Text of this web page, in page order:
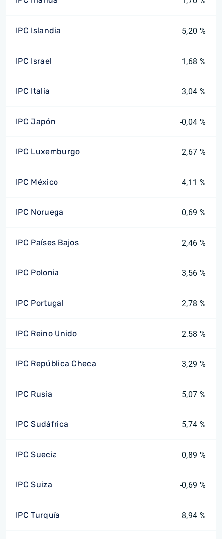
IPC Islandia 5,20 %
IPC Israel 1,68 %
IPC Italia 3,04 %
IPC Japón -0,04 %
IPC Luxemburgo 2,67 %
IPC México 4,11 %
IPC Noruega 0,69 %
IPC Países Bajos 2,46 %
IPC Polonia 3,56 %
IPC Portugal 2,78 %
IPC Reino Unido 2,58 %
IPC República Checa 3,29 %
IPC Rusia 5,07 %
IPC Sudáfrica 5,74 %
IPC Suecia 0,89 %
IPC Suiza -0,69 %
IPC Turquía 8,94 %